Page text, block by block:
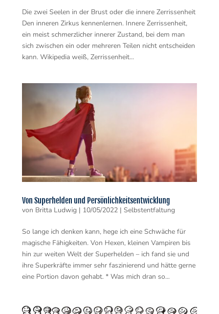
Die zwei Seelen in der Brust oder die innere Zerrissenheit
Den inneren Zirkus kennenlernen. Innere Zerrissenheit,
ein meist schmerzlicher innerer Zustand, bei dem man
sich zwischen ein oder mehreren Teilen nicht entscheiden
kann. Wikipedia weiß, Zerrissenheit...
Von Superhelden und Persönlichkeitsentwicklung
von Britta Ludwig | 10/05/2022| Selbstentfaltung
So lange ich denken kann, hege ich eine Schwäche für
magische Fähigkeiten. Von Hexen, kleinen Vampiren bis
hin zur weiten Welt der Superhelden – ich fand sie und
ihre Superkräfte immer sehr faszinierend und hätte gerne
eine Portion davon gehabt. * Was mich dran so...